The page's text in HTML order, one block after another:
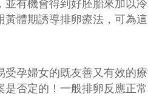
有機會得到好胚胎來加以
體期誘導排卵療法，可為這
孕婦女的既友善又有效的
是否定的！一般排卵反應正